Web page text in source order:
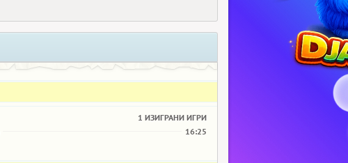
1 ИЗИГРАНИ ИГРИ
16:25